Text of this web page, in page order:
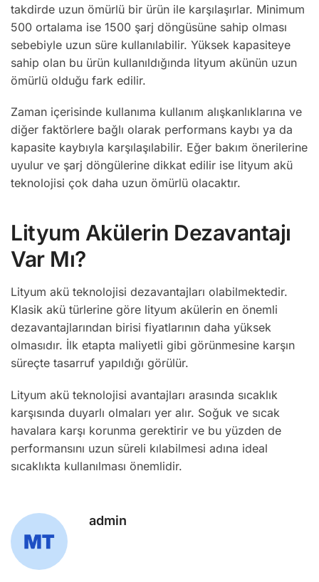
takdirde uzun ömürlü bir ürün ile karşılaşırlar. Minimum
500 ortalama ise 1500 şarj döngüsüne sahip olması
sebebiyle uzun süre kullanılabilir. Yüksek kapasiteye
sahip olan bu ürün kullanıldığında lityum akünün uzun
ömürlü olduğu fark edilir.
Zaman içerisinde kullanıma kullanım alışkanlıklarına ve
diğer faktörlere bağlı olarak performans kaybı ya da
kapasite kaybıyla karşılaşılabilir. Eğer bakım önerilerine
uyulur ve şarj döngülerine dikkat edilir ise lityum akü
teknolojisi çok daha uzun ömürlü olacaktır.
Lityum Akülerin Dezavantajı
Var Mı?
Lityum akü teknolojisi dezavantajları olabilmektedir.
Klasik akü türlerine göre lityum akülerin en önemli
dezavantajlarından birisi fiyatlarının daha yüksek
olmasıdır. İlk etapta maliyetli gibi görünmesine karşın
süreçte tasarruf yapıldığı görülür.
Lityum akü teknolojisi avantajları arasında sıcaklık
karşısında duyarlı olmaları yer alır. Soğuk ve sıcak
havalara karşı korunma gerektirir ve bu yüzden de
performansını uzun süreli kılabilmesi adına ideal
sıcaklıkta kullanılması önemlidir.
admin